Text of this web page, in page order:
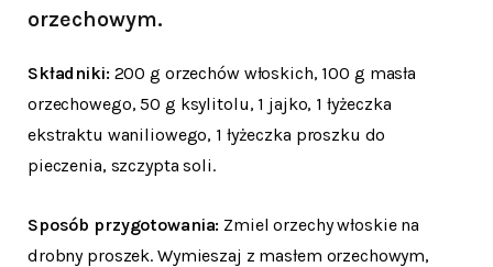
orzechowym.
Składniki: 200 g orzechów włoskich, 100 g masła
orzechowego, 50 g ksylitolu, 1 jajko, 1 łyżeczka
ekstraktu waniliowego, 1 łyżeczka proszku do
pieczenia, szczypta soli.
Sposób przygotowania: Zmiel orzechy włoskie na
drobny proszek. Wymieszaj z masłem orzechowym,